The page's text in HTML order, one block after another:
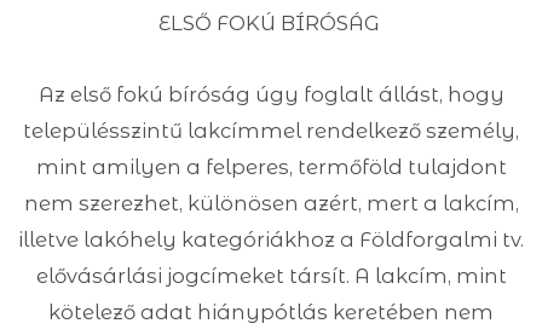
ELSŐ FOKÚ BÍRÓSÁG
Az első fokú bíróság úgy foglalt állást, hogy
településszintű lakcímmel rendelkező személy,
mint amilyen a felperes, termőföld tulajdont
nem szerezhet, különösen azért, mert a lakcím,
illetve lakóhely kategóriákhoz a Földforgalmi tv.
elővásárlási jogcímeket társít. A lakcím, mint
kötelező adat hiánypótlás keretében nem